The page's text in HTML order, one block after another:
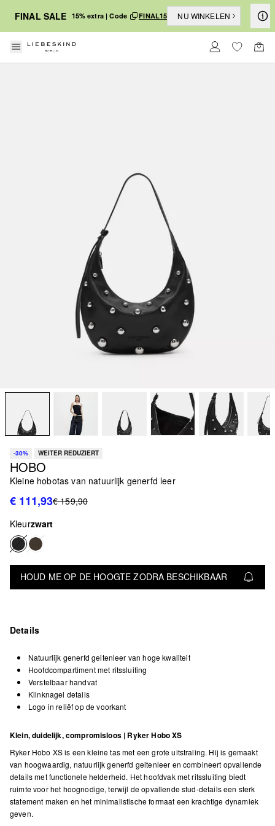
FINAL SALE 15% extra | Code FINAL15 NU WINKELEN
-30% WEITER REDUZIERT
HOBO
Kleine hobotas van natuurlijk generfd leer
€ 111,93€ 159,90
Kleurzwart
HOUD ME OP DE HOOGTE ZODRA BESCHIKBAAR
Details
Natuurlijk generfd geitenleer van hoge kwaliteit
Hoofdcompartiment met ritssluiting
Verstelbaar handvat
Klinknagel details
Logo in reliëf op de voorkant
Klein, duidelijk, compromisloos | Ryker Hobo XS
Ryker Hobo XS is een kleine tas met een grote uitstraling. Hij is gemaakt
van hoogwaardig, natuurlijk generfd geitenleer en combineert opvallende
details met functionele helderheid. Het hoofdvak met ritssluiting biedt
ruimte voor het hoognodige, terwijl de opvallende stud-details een sterk
statement maken en het minimalistische formaat een krachtige dynamiek
geven.